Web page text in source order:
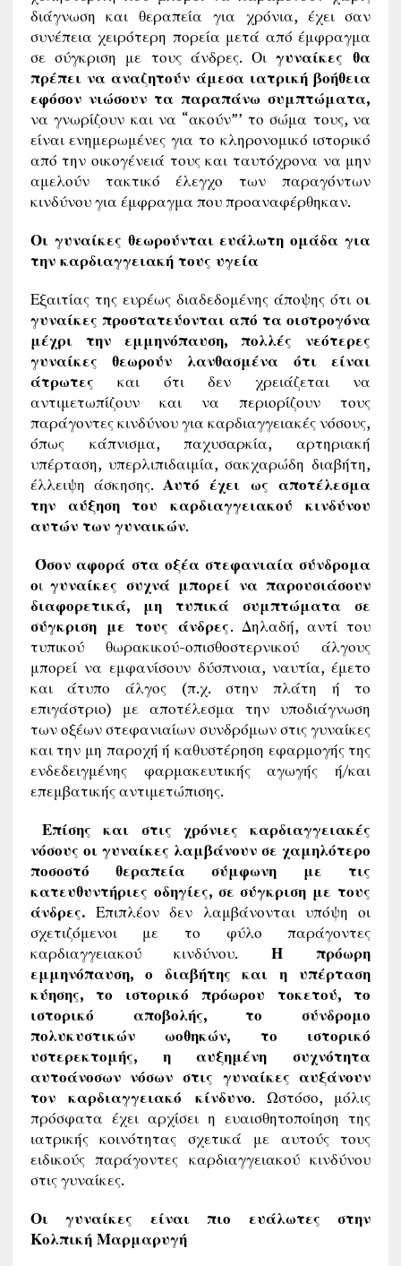
διάγνωση και θεραπεία για χρόνια, έχει σαν
συνέπεια χειρότερη πορεία μετά από έμφραγμα
σε σύγκριση με τους άνδρες. Οι γυναίκες θα
πρέπει να αναζητούν άμεσα ιατρική βοήθεια
εφόσον νιώσουν τα παραπάνω συμπτώματα,
να γνωρίζουν και να “ακούν”’ το σώμα τους, να
είναι ενημερωμένες για το κληρονομικό ιστορικό
από την οικογένειά τους και ταυτόχρονα να μην
αμελούν τακτικό έλεγχο των παραγόντων
κινδύνου για έμφραγμα που προαναφέρθηκαν.
Οι γυναίκες θεωρούνται ευάλωτη ομάδα για
την καρδιαγγειακή τους υγεία
Εξαιτίας της ευρέως διαδεδομένης άποψης ότι οι
γυναίκες προστατεύονται από τα οιστρογόνα
μέχρι την εμμηνόπαυση, πολλές νεότερες
γυναίκες θεωρούν λανθασμένα ότι είναι
άτρωτες και ότι δεν χρειάζεται να
αντιμετωπίζουν και να περιορίζουν τους
παράγοντες κινδύνου για καρδιαγγειακές νόσους,
όπως κάπνισμα, παχυσαρκία, αρτηριακή
υπέρταση, υπερλιπιδαιμία, σακχαρώδη διαβήτη,
έλλειψη άσκησης. Αυτό έχει ως αποτέλεσμα
την αύξηση του καρδιαγγειακού κινδύνου
αυτών των γυναικών.
Όσον αφορά στα οξέα στεφανιαία σύνδρομα
οιγυναίκες συχνά μπορεί να παρουσιάσουν
διαφορετικά, μη τυπικά συμπτώματα σε
σύγκριση με τους άνδρες. Δηλαδή, αντί του
τυπικού θωρακικού-οπισθοστερνικού άλγους
μπορεί να εμφανίσουν δύσπνοια, ναυτία, έμετο
και άτυπο άλγος (π.χ. στην πλάτη ή το
επιγάστριο) με αποτέλεσμα την υποδιάγνωση
των οξέων στεφανιαίων συνδρόμων στις γυναίκες
και την μη παροχή ή καθυστέρηση εφαρμογής της
ενδεδειγμένης φαρμακευτικής αγωγής ή/και
επεμβατικής αντιμετώπισης.
Επίσης και στις χρόνιες καρδιαγγειακές
νόσους οι γυναίκες λαμβάνουν σε χαμηλότερο
ποσοστό θεραπεία σύμφωνη με τις
κατευθυντήριες οδηγίες, σε σύγκριση με τους
άνδρες. Επιπλέον δεν λαμβάνονται υπόψη οι
σχετιζόμενοι με το φύλο παράγοντες
καρδιαγγειακού κινδύνου. Η πρόωρη
εμμηνόπαυση, ο διαβήτης και η υπέρταση
κύησης, το ιστορικό πρόωρου τοκετού, το
ιστορικό αποβολής, το σύνδρομο
πολυκυστικών ωοθηκών, το ιστορικό
υστερεκτομής, η αυξημένη συχνότητα
αυτοάνοσων νόσων στις γυναίκες αυξάνουν
τον καρδιαγγειακό κίνδυνο. Ωστόσο, μόλις
πρόσφατα έχει αρχίσει η ευαισθητοποίηση της
ιατρικής κοινότητας σχετικά με αυτούς τους
ειδικούς παράγοντες καρδιαγγειακού κινδύνου
στις γυναίκες.
Οι γυναίκες είναι πιο ευάλωτες στην
Κολπική Μαρμαρυγή